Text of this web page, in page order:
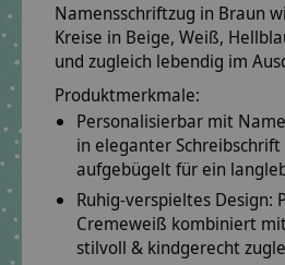
Namensschriftzug in Braun
Kreise in Beige, Weiß,
und zugleich lebendig im
Produktmerkmale:
Personalisierbar mit
in eleganter
aufgebügelt für ein
Ruhig-verspieltes Design:
Cremeweiß kombiniert
stilvoll & kindgerecht